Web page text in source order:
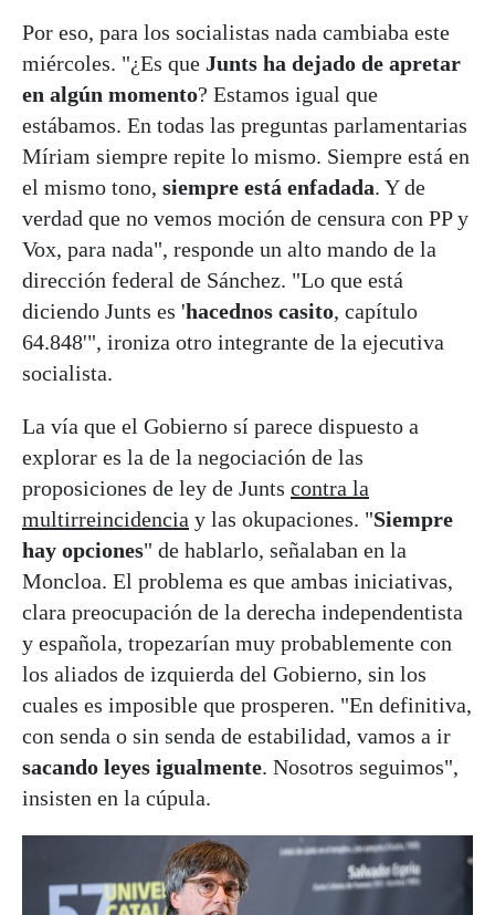
Por eso, para los socialistas nada cambiaba este
miércoles. "¿Es que Junts ha dejado de apretar
en algún momento? Estamos igual que
estábamos. En todas las preguntas parlamentarias
Míriam siempre repite lo mismo. Siempre está en
el mismo tono, siempre está enfadada. Y de
verdad que no vemos moción de censura con PP y
Vox, para nada", responde un alto mando de la
dirección federal de Sánchez. "Lo que está
diciendo Junts es 'hacednos casito, capítulo
64.848'", ironiza otro integrante de la ejecutiva
socialista.
La vía que el Gobierno sí parece dispuesto a
explorar es la de la negociación de las
proposiciones de ley de Junts contra la
multirreincidencia y las okupaciones. "Siempre
hay opciones" de hablarlo, señalaban en la
Moncloa. El problema es que ambas iniciativas,
clara preocupación de la derecha independentista
y española, tropezarían muy probablemente con
los aliados de izquierda del Gobierno, sin los
cuales es imposible que prosperen. "En definitiva,
con senda o sin senda de estabilidad, vamos a ir
sacando leyes igualmente. Nosotros seguimos",
insisten en la cúpula.